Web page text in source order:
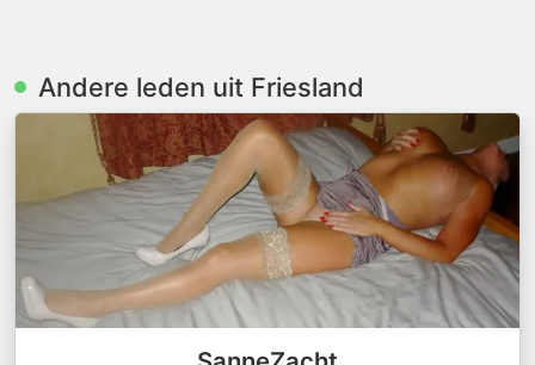
Andere leden uit Friesland